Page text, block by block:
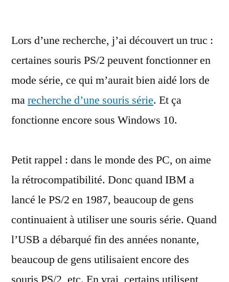
souris
et
Windows
Lors d’une recherche, j’ai découvert un truc :
certaines souris PS/2 peuvent fonctionner en
mode série, ce qui m’aurait bien aidé lors de
marecherche d’une souris série. Et ça
fonctionne encore sous Windows 10.
Petit rappel : dans le monde des PC, on aime
la rétrocompatibilité. Donc quand IBM a
lancé le PS/2 en 1987, beaucoup de gens
continuaient à utiliser une souris série. Quand
l’USB a débarqué fin des années nonante,
beaucoup de gens utilisaient encore des